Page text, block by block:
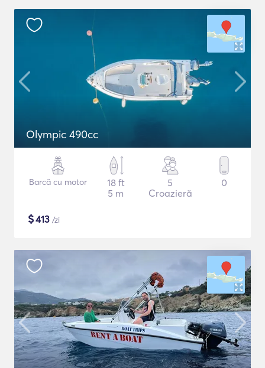
Olympic 490cc
Barcă cu motor
18 ft
5 m
5
Croazieră
0
$413 /zi